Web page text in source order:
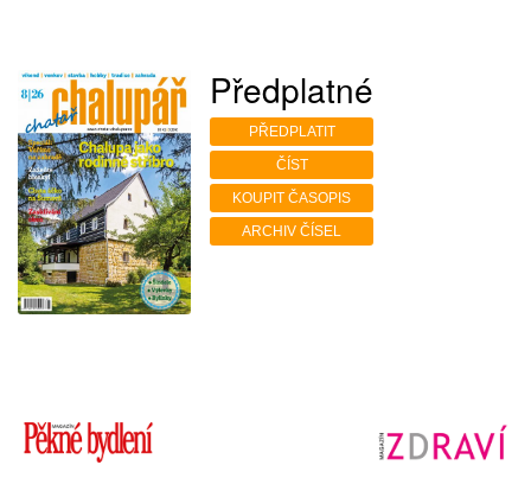
Předplatné
PŘEDPLATIT
ČÍST
KOUPIT ČASOPIS
ARCHIV ČÍSEL